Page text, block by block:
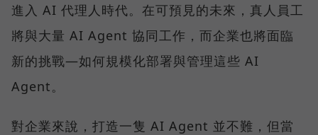
進入 AI 代理人時代。在可預見的未來，真人員工
將與大量 AI Agent 協同工作，而企業也將面臨
新的挑戰—如何規模化部署與管理這些 AI
Agent。
對企業來說，打造一隻 AI Agent 並不難，但當